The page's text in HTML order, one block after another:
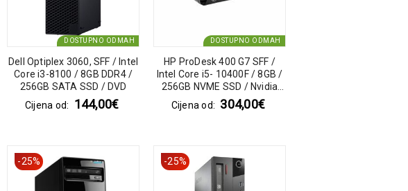
DOSTUPNO ODMAH
Dell Optiplex 3060, SFF / Intel
Core i3-8100 / 8GB DDR4 /
256GB SATA SSD / DVD
Cijena od:
144,00€
DOSTUPNO ODMAH
HP ProDesk 400 G7 SFF /
Intel Core i5- 10400F / 8GB /
256GB NVME SSD / Nvidia
GeForce GT 730 2GB
Cijena od: 304,00€
-25% -25%